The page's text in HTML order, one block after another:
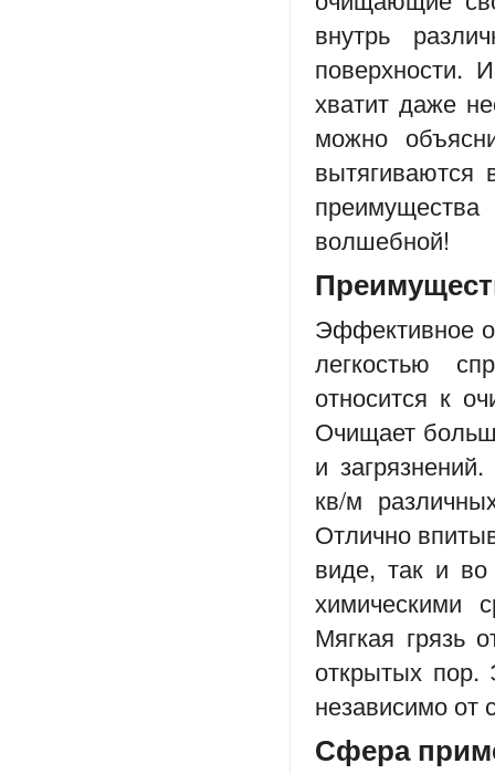
внутрь
поверхности.
хватит даже
можно
вытягиваются
волшебной!
Эффективное
легкостью
относится к
Очищает
и
кв/м
Отлично
виде, так и
химическими
Мягкая грязь
открытых пор.
независимо от
Сфера